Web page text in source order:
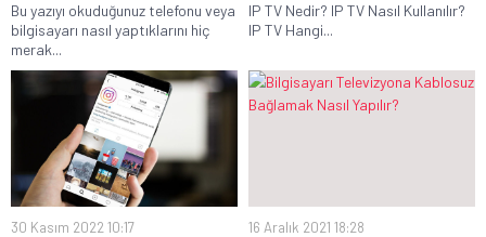
Bu yazıyı okuduğunuz telefonu veya
bilgisayarı nasıl yaptıklarını hiç
merak...
IP TV Nedir? IP TV Nasıl Kullanılır?
IP TV Hangi...
30 Kasım 2022 10:17 16 Aralık 2021 18:28